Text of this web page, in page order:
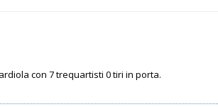
con 7 trequartisti 0 tiri in porta.